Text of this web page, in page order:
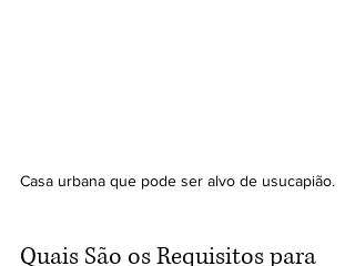
Casa urbana que pode ser alvo de usucapião.
Quais São os Requisitos para